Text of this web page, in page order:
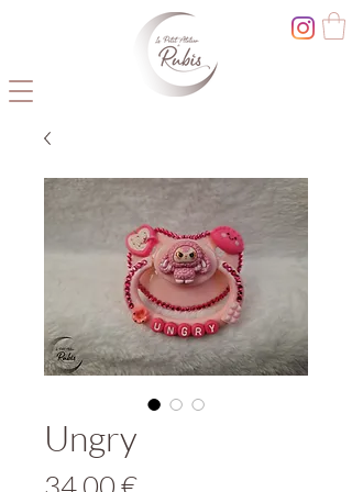
Ungry
Prix